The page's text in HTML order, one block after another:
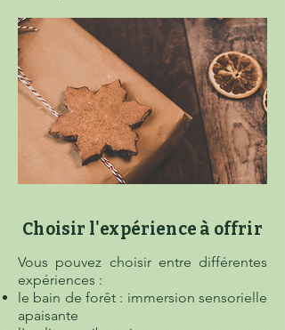
Choisir l'expérience à offrir
Vous pouvez choisir entre différentes
expériences :
le bain de forêt : immersion sensorielle
apaisante